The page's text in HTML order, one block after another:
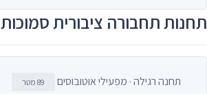
תחנות תחבורה ציבורית סמוכות
תחנה רגילה · מפעילי אוטובוסים 89 מטר